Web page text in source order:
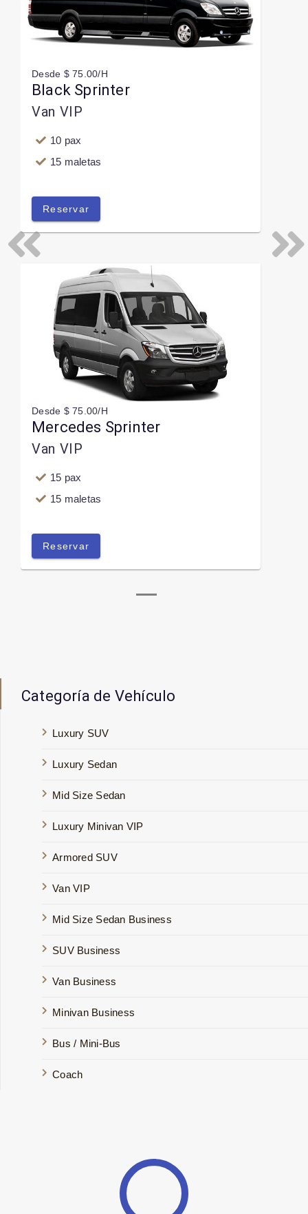
Desde $ 75.00/H
Black Sprinter
Van VIP
10 pax
15 maletas
Reservar
Desde $ 75.00/H
Mercedes Sprinter
Van VIP
15 pax
15 maletas
Reservar
Previous Next
Categoría de Vehículo
Luxury SUV
Luxury Sedan
Mid Size Sedan
Luxury Minivan VIP
Armored SUV
Van VIP
Mid Size Sedan Business
SUV Business
Van Business
Minivan Business
Bus / Mini-Bus
Coach